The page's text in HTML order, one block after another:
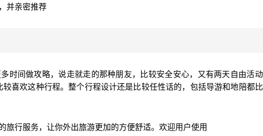
并亲密推荐
时间做攻略，说走就走的那种朋友，比较安全安心，又有两天自由活
喜欢这种行程。整个行程设计还是比较任性话的，包括导游和地陪都
旅行服务，让你外出旅游更加的方便舒适。欢迎用户使用